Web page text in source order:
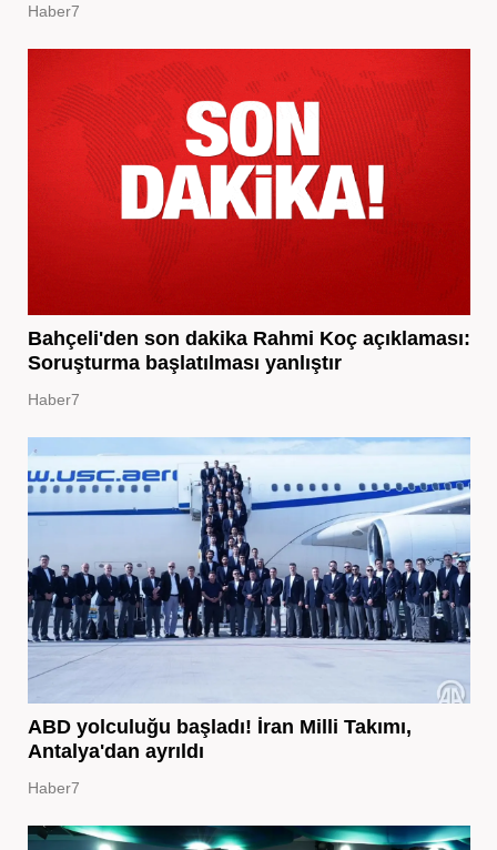
Haber7
Bahçeli'den son dakika Rahmi Koç açıklaması:
Soruşturma başlatılması yanlıştır
Haber7
ABD yolculuğu başladı! İran Milli Takımı,
Antalya'dan ayrıldı
Haber7